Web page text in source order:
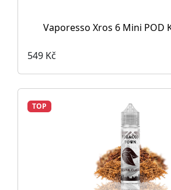
Vaporesso Xros 6 Mini POD
549 Kč
TOP